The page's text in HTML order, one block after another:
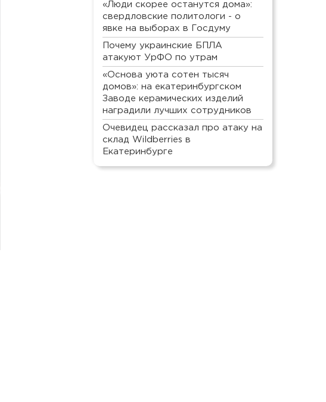
«Люди скорее останутся дома»:
свердловские политологи - о
явке на выборах в Госдуму
Почему украинские БПЛА
атакуют УрФО по утрам
«Основа уюта сотен тысяч
домов»: на екатеринбургском
Заводе керамических изделий
наградили лучших сотрудников
Очевидец рассказал про атаку на
склад Wildberries в
Екатеринбурге